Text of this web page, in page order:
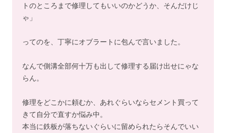
トのところまで修理してもいいのかどうか、そんだけじ
ゃ」
ってのを、丁寧にオブラートに包んで言いました。
なんで側溝全部何十万も出して修理する届け出せにゃな
らん。
修理をどこかに頼むか、あれぐらいならセメント買って
きて自分で直すか悩み中。
本当に鉄板が落ちないぐらいに留められたらそんでいい